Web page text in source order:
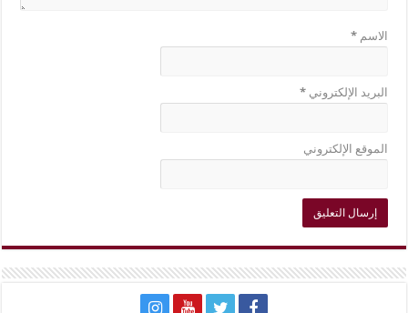
الاسم*
البريد الإلكتروني*
الموقع الإلكتروني